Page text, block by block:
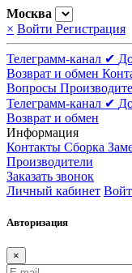
Москва
× Войти Регистрация
Телеграмм-канал ✔
Возврат и обмен
Вопросы
Телеграмм-канал ✔
Возврат и обмен
Информация
Контакты Сборка
Производители
Заказать звонок
Личный кабинет
Авторизация
×